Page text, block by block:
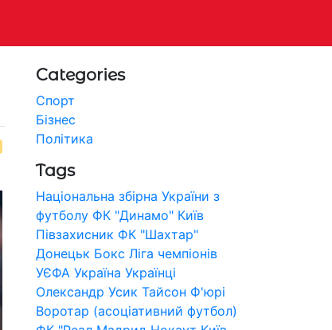
Categories
Спорт
Бізнес
Політика
Tags
Національна збірна України з
футболу ФК "Динамо" Київ
Півзахисник ФК "Шахтар"
Донецьк Бокс Ліга чемпіонів
УЄФА Україна Українці
Олександр Усик Тайсон Ф'юрі
Воротар (асоціативний футбол)